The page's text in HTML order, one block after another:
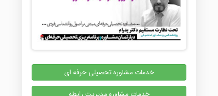
خدمات مشاوره تحصیلی حرفه ای